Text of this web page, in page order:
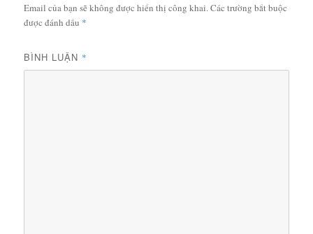
Email của bạn sẽ không được hiển thị công khai. Các trường bắt buộc
được đánh dấu *
BÌNH LUẬN *